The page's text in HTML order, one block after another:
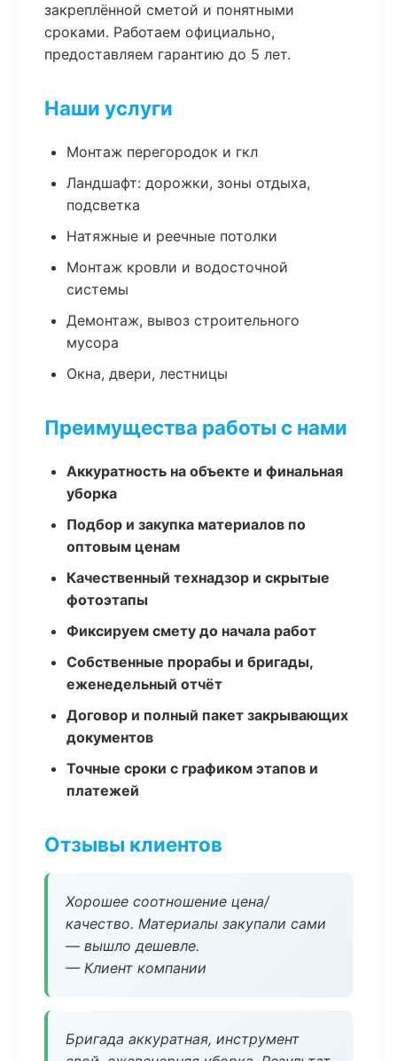
закреплённой сметой и понятными
сроками. Работаем официально,
предоставляем гарантию до 5 лет.
Наши услуги
Монтаж перегородок и гкл
Ландшафт: дорожки, зоны отдыха,
подсветка
Натяжные и реечные потолки
Монтаж кровли и водосточной
системы
Демонтаж, вывоз строительного
мусора
Окна, двери, лестницы
Преимущества работы с нами
Аккуратность на объекте и финальная
уборка
Подбор и закупка материалов по
оптовым ценам
Качественный технадзор и скрытые
фотоэтапы
Фиксируем смету до начала работ
Собственные прорабы и бригады,
еженедельный отчёт
Договор и полный пакет закрывающих
документов
Точные сроки с графиком этапов и
платежей
Отзывы клиентов
Хорошее соотношение цена/
качество. Материалы закупали сами
— вышло дешевле.
— Клиент компании
Бригада аккуратная, инструмент